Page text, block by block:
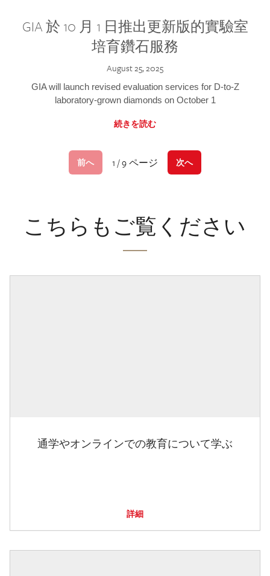
GIA 於 10 月 1 日推出更新版的實驗室
培育鑽石服務
August 25, 2025
GIA will launch revised evaluation services for D-to-Z
laboratory-grown diamonds on October 1
続きを読む
前へ 1 / 9 ページ 次へ
こちらもご覧ください
通学やオンラインでの教育について学ぶ
詳細